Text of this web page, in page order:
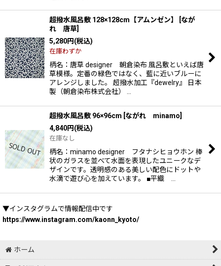
超撥水風呂敷 128×128cm【アムンゼン】
なが
れ 唐草
5,280円(税込)
在庫わずか
柄名：唐草 designer 朝倉染布 風呂敷といえば唐
草模様。定番の緑色ではなく、藍に近いブルーに
アレンジしました。 超撥水加工『dewelry』 日本
製（朝倉染布株式会社） …
超撥水風呂敷 96×96cm ながれ minamo
4,840円(税込)
在庫なし
柄名：minamo designer フタナシヒョウホン 棒
状のガラスを並べて水面を表現したユニークなデ
ザインです。透明感のある美しい配色にドットや
水滴で遊び心を加えています。 ■平織 …
▼インスタグラムで情報配信中です
https://www.instagram.com/kaonn_kyoto/
ホーム